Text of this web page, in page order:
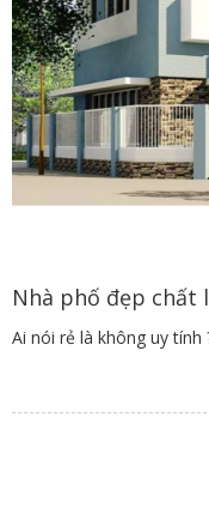
Nhà phố đẹp chất